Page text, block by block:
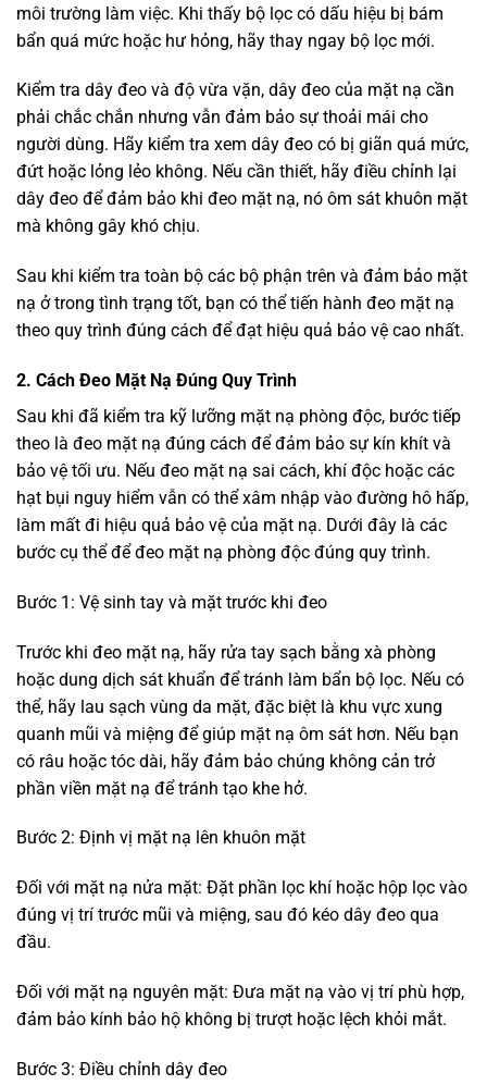
môi trường làm việc. Khi thấy bộ lọc có dấu hiệu bị bám
bẩn quá mức hoặc hư hỏng, hãy thay ngay bộ lọc mới.
Kiểm tra dây đeo và độ vừa vặn, dây đeo của mặt nạ cần
phải chắc chắn nhưng vẫn đảm bảo sự thoải mái cho
người dùng. Hãy kiểm tra xem dây đeo có bị giãn quá mức,
đứt hoặc lỏng lẻo không. Nếu cần thiết, hãy điều chỉnh lại
dây đeo để đảm bảo khi đeo mặt nạ, nó ôm sát khuôn mặt
mà không gây khó chịu.
Sau khi kiểm tra toàn bộ các bộ phận trên và đảm bảo mặt
nạ ở trong tình trạng tốt, bạn có thể tiến hành đeo mặt nạ
theo quy trình đúng cách để đạt hiệu quả bảo vệ cao nhất.
2. Cách Đeo Mặt Nạ Đúng Quy Trình
Sau khi đã kiểm tra kỹ lưỡng mặt nạ phòng độc, bước tiếp
theo là đeo mặt nạ đúng cách để đảm bảo sự kín khít và
bảo vệ tối ưu. Nếu đeo mặt nạ sai cách, khí độc hoặc các
hạt bụi nguy hiểm vẫn có thể xâm nhập vào đường hô hấp,
làm mất đi hiệu quả bảo vệ của mặt nạ. Dưới đây là các
bước cụ thể để đeo mặt nạ phòng độc đúng quy trình.
Bước 1: Vệ sinh tay và mặt trước khi đeo
Trước khi đeo mặt nạ, hãy rửa tay sạch bằng xà phòng
hoặc dung dịch sát khuẩn để tránh làm bẩn bộ lọc. Nếu có
thể, hãy lau sạch vùng da mặt, đặc biệt là khu vực xung
quanh mũi và miệng để giúp mặt nạ ôm sát hơn. Nếu bạn
có râu hoặc tóc dài, hãy đảm bảo chúng không cản trở
phần viền mặt nạ để tránh tạo khe hở.
Bước 2: Định vị mặt nạ lên khuôn mặt
Đối với mặt nạ nửa mặt: Đặt phần lọc khí hoặc hộp lọc vào
đúng vị trí trước mũi và miệng, sau đó kéo dây đeo qua
đầu.
Đối với mặt nạ nguyên mặt: Đưa mặt nạ vào vị trí phù hợp,
đảm bảo kính bảo hộ không bị trượt hoặc lệch khỏi mắt.
Bước 3: Điều chỉnh dây đeo